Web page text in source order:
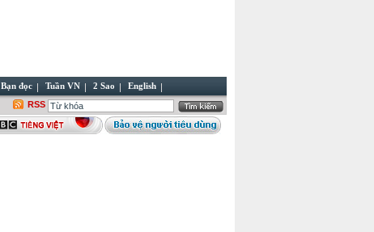
Bạn đọc Tuần VN 2 Sao English
RSS